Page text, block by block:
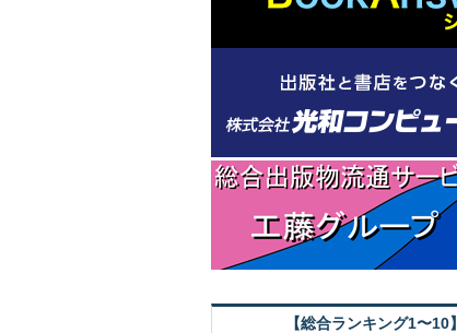
【総合ランキング1〜10】